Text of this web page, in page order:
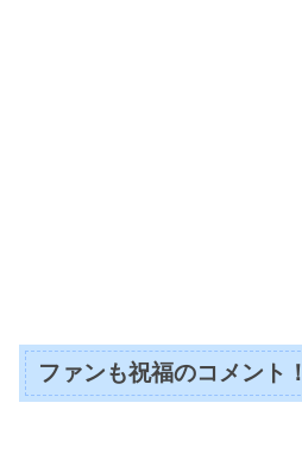
ファンも祝福のコメント！